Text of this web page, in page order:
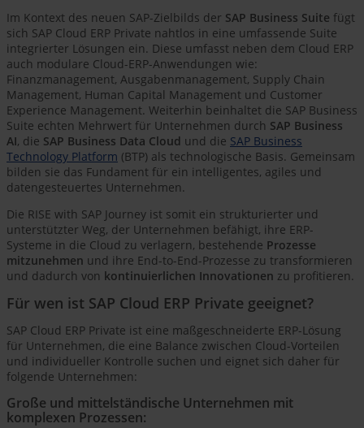
Im Kontext des neuen SAP-Zielbilds der SAP Business Suite fügt
sich SAP Cloud ERP Private nahtlos in eine umfassende Suite
integrierter Lösungen ein. Diese umfasst neben dem Cloud ERP
auch modulare Cloud-ERP-Anwendungen wie:
Finanzmanagement, Ausgabenmanagement, Supply Chain
Management, Human Capital Management und Customer
Experience Management. Weiterhin beinhaltet die SAP Business
Suite echten Mehrwert für Unternehmen durch SAP Business
AI, die SAP Business Data Cloud und die SAP Business
Technology Platform (BTP) als technologische Basis. Gemeinsam
bilden sie das Fundament für ein intelligentes, agiles und
datengesteuertes Unternehmen.
Die RISE with SAP Journey ist somit ein strukturierter und
unterstützter Weg, der Unternehmen befähigt, ihre ERP-
Systeme in die Cloud zu verlagern, bestehende Prozesse
mitzunehmen und ihre End-to-End-Prozesse zu transformieren
und dadurch von kontinuierlichen Innovationen zu profitieren.
Für wen ist SAP Cloud ERP Private geeignet?
SAP Cloud ERP Private ist eine maßgeschneiderte ERP-Lösung
für Unternehmen, die eine Balance zwischen Cloud-Vorteilen
und individueller Kontrolle suchen und eignet sich daher für
folgende Unternehmen:
Große und mittelständische Unternehmen mit
komplexen Prozessen: